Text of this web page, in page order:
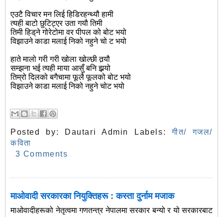
एउटै विचार मन लिई हिडिरहन्‍थ्‍यौ हामी
त्‍यही बाटो छुटिट्‍एर उता गयौ तिमी
तिमी हिड्‌ने गोरेटोमा वर पीपल को बोट भयो
विझाउने काडा मलाई निको नहुने चो ट भयो
हाते मालो गरी गरी खोला खोल्‍छी तर्‍यौ
सम्‍झना भई त्‍यही माया आसुँ बनि झर्‍यो
तिम्रो दिलको बगैचामा फूलै फूलको बोट भयो
विझाउने काडा मलाई निको नहुने चोट भयो
Posted by: Dautari Admin Labels:गीत/ गजल/
कविता
3 Comments
माओवादी सरकारका नियुक्तिहरू : कस्ता दुर्नाम मजाक
माओवादीहरूको नेतृत्वमा गणतन्त्र नेपालमा सरकार बन्यो र यो सरकारबाट